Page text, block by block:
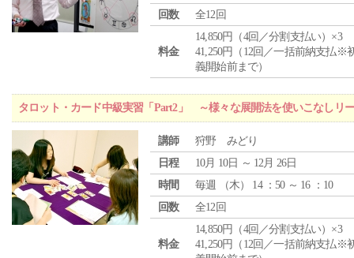
回数
全12回
料金
14,850円（4回／分割支払い）×3
41,250円（12回／一括前納支払※
義開始前まで）
タロット・カード中級実習「Part2」 ～様々な展開法を使いこなしリ
講師
狩野 みどり
日程
10月 10日 ～ 12月 26日
時間
毎週 （木） 14 ：50 ～ 16 ：10
回数
全12回
料金
14,850円（4回／分割支払い）×3
41,250円（12回／一括前納支払※